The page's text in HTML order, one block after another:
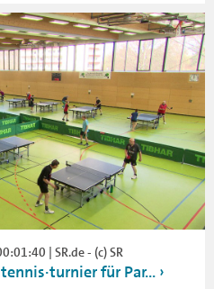
| SR.de - (c) SR
für Par...